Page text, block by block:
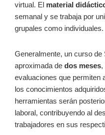
virtual. El material⁢
semanal y se trabaja‍ por
grupales como individuales.
Generalmente, un curso de
aproximada de dos⁢ meses,‍
evaluaciones que permiten
los conocimientos
herramientas serán
laboral,⁣ contribuyendo al
trabajadores en sus